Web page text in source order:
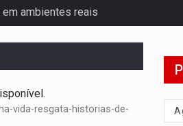
ambientes reais
nuclear espacial
e virar fonte de renda
vida-resgata-historias-de-